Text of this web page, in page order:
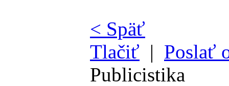
< Späť
Tlačiť | Poslať
Publicistika